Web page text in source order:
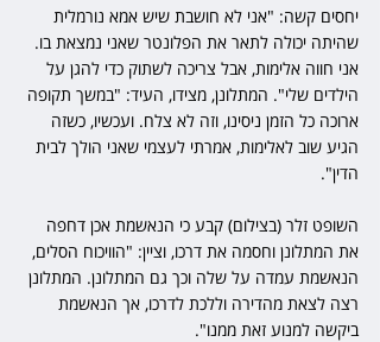
יחסים קשה: "אני לא חושבת שיש אמא נורמלית
שהיתה יכולה לתאר את הפלונטר שאני נמצאת בו.
אני חווה אלימות, אבל צריכה לשתוק כדי להגן על
הילדים שלי". המתלונן, מצידו, העיד: "במשך תקופה
ארוכה כל הזמן ניסינו, וזה לא צלח. ועכשיו, כשזה
הגיע שוב לאלימות, אמרתי לעצמי שאני הולך לבית
הדין".
השופט זלר (בצילום) קבע כי הנאשמת אכן דחפה
את המתלונן וחסמה את דרכו, וציין: "הוויכוח הסלים,
הנאשמת עמדה על שלה וכך גם המתלונן. המתלונן
רצה לצאת מהדירה וללכת לדרכו, אך הנאשמת
ביקשה למנוע זאת ממנו".